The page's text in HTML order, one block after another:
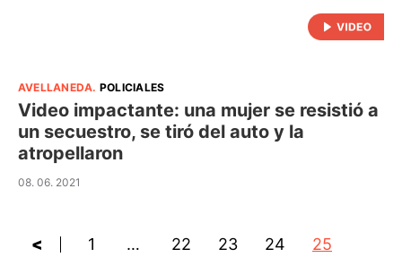
AVELLANEDA. POLICIALES
Video impactante: una mujer se resistió a
un secuestro, se tiró del auto y la
atropellaron
08. 06. 2021
< 1 … 22 23 24 25